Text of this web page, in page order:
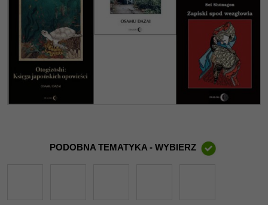
PODOBNA TEMATYKA - WYBIERZ